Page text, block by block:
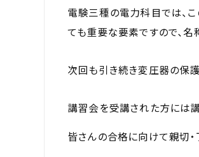
電験三種の電力科目では、
ても重要な要素ですので、名
次回も引き続き変圧器の保
講習会を受講された方には
皆さんの合格に向けて親切